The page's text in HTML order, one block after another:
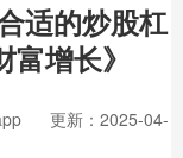
适的炒股杠
增长》
更新：2025-04-